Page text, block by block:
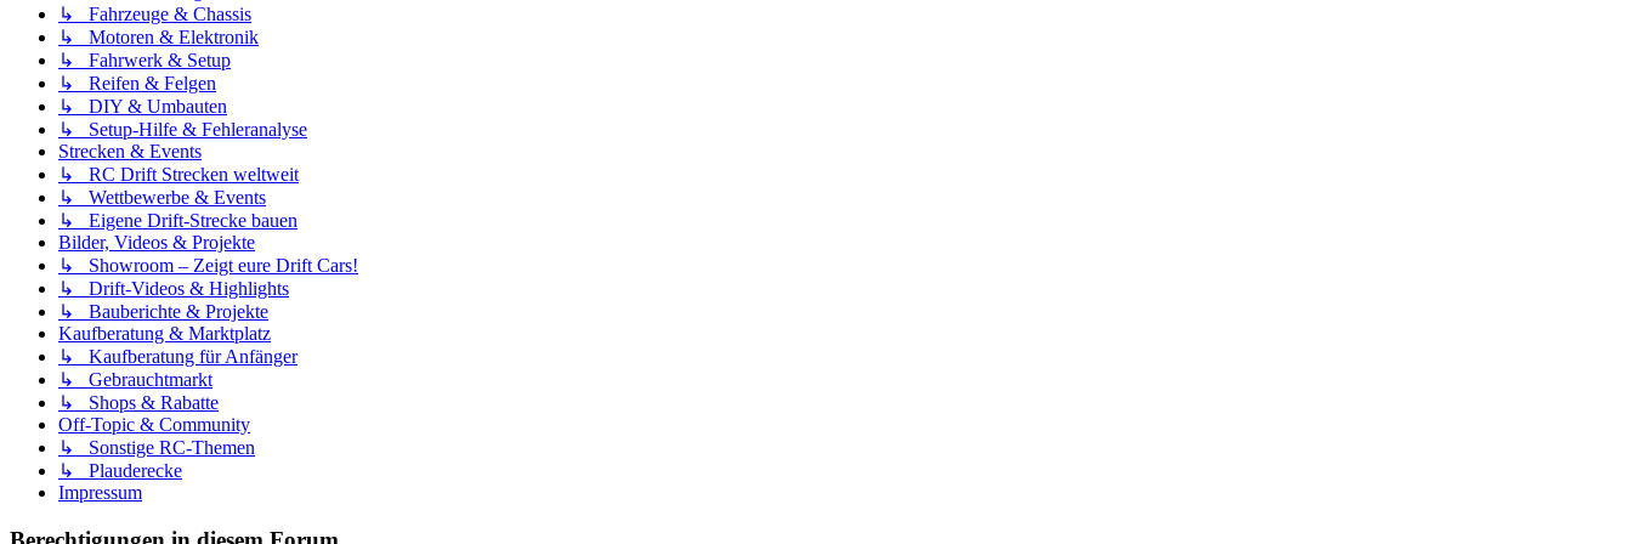
↳ Fahrzeuge & Chassis
↳ Motoren & Elektronik
↳ Fahrwerk & Setup
↳ Reifen & Felgen
↳ DIY & Umbauten
↳ Setup-Hilfe & Fehleranalyse
Strecken & Events
↳ RC Drift Strecken weltweit
↳ Wettbewerbe & Events
↳ Eigene Drift-Strecke bauen
Bilder, Videos & Projekte
↳ Showroom – Zeigt eure Drift Cars!
↳ Drift-Videos & Highlights
↳ Bauberichte & Projekte
Kaufberatung & Marktplatz
↳ Kaufberatung für Anfänger
↳ Gebrauchtmarkt
↳ Shops & Rabatte
Off-Topic & Community
↳ Sonstige RC-Themen
↳ Plauderecke
Impressum